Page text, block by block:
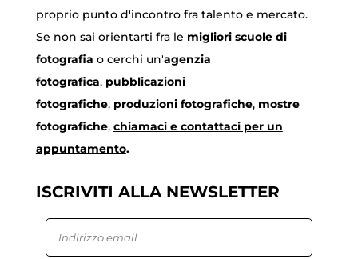
proprio punto d'incontro fra talento e mercato.
Se non sai orientarti fra le migliori scuole di
fotografia o cerchi un'agenzia
fotografica, pubblicazioni
fotografiche, produzioni fotografiche, mostre
fotografiche, chiamacie contattaci per un
appuntamento.
ISCRIVITI ALLA NEWSLETTER